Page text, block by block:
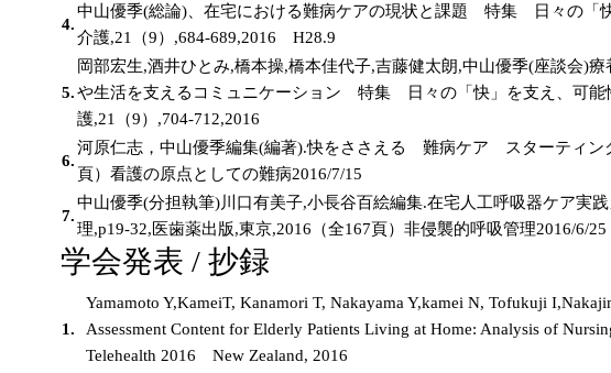
4.
中山優季(総論)、在宅における難病ケアの現状と課題 特集 日々の「
介護,21（9）,684-689,2016 H28.9
5.
岡部宏生,酒井ひとみ,橋本操,橋本佳代子,吉藤健太朗,中山優季(座談会)
や生活を支えるコミュニケーション 特集 日々の「快」を支え、可能
護,21（9）,704-712,2016
6.
河原仁志，中山優季編集(編著).快をささえる 難病ケア スターティン
頁）看護の原点としての難病2016/7/15
7.
中山優季(分担執筆)川口有美子,小長谷百絵編集.在宅人工呼吸器ケア実
理,p19-32,医歯薬出版,東京,2016（全167頁）非侵襲的呼吸管理2016/6/25
学会発表 / 抄録
1.
Yamamoto Y,KameiT, Kanamori T, Nakayama Y,kamei N, Tofukuji
Assessment Content for Elderly Patients Living at Home: Analysis of
Telehealth 2016 New Zealand, 2016